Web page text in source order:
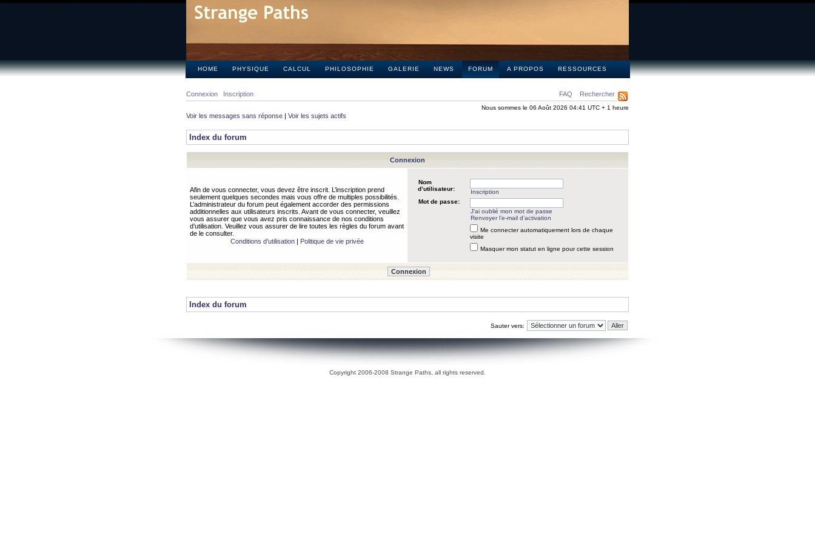
HOME PHYSIQUE CALCUL PHILOSOPHIE GALERIE NEWS FORUM A PROPOS RESSOURCES
FAQ Rechercher
Connexion Inscription
Nous sommes le 06 Août 2026 04:41 UTC + 1 heure
Voir les messages sans réponse | Voir les sujets actifs
Index du forum
Connexion
Afin de vous connecter, vous devez être inscrit. L’inscription prend
seulement quelques secondes mais vous offre de multiples possibilités.
L’administrateur du forum peut également accorder des permissions
additionnelles aux utilisateurs inscrits. Avant de vous connecter, veuillez
vous assurer que vous avez pris connaissance de nos conditions
d’utilisation. Veuillez vous assurer de lire toutes les règles du forum avant
de le consulter.
Conditions d’utilisation| Politique de vie privée
Nom
d’utilisateur:
Inscription
Mot de passe:
J’ai oublié mon mot de passe
Renvoyer l’e-mail d’activation
Me connecter automatiquement lors de chaque
visite
Masquer mon statut en ligne pour cette session
Index du forum
Sauter vers:
Copyright 2006-2008 Strange Paths, all rights reserved.